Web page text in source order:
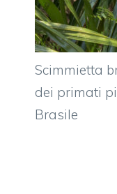
Scimmietta
dei primati
Brasile